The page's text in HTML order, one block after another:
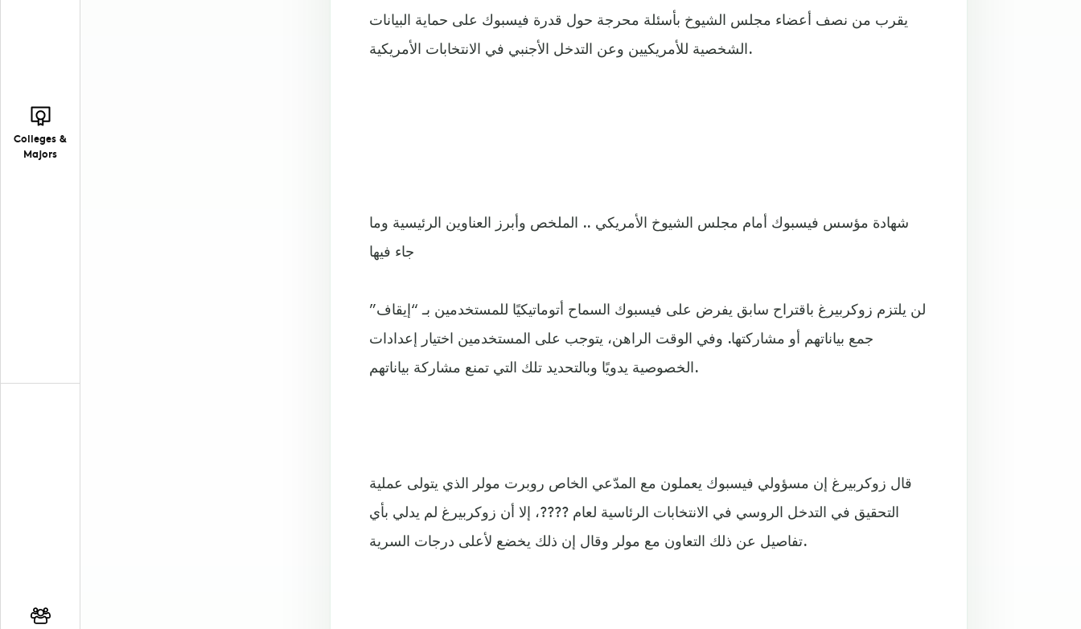
Colleges &
Majors
يقرب من نصف أعضاء مجلس الشيوخ بأسئلة محرجة حول قدرة فيسبوك على حماية البيانات
الشخصية للأمريكيين وعن التدخل الأجنبي في الانتخابات الأمريكية.
شهادة مؤسس فيسبوك أمام مجلس الشيوخ الأمريكي .. الملخص وأبرز العناوين الرئيسية وما
جاء فيها
لن يلتزم زوكربيرغ باقتراح سابق يفرض على فيسبوك السماح أتوماتيكيًا للمستخدمين بـ “إيقاف”
جمع بياناتهم أو مشاركتها. وفي الوقت الراهن، يتوجب على المستخدمين اختيار إعدادات
الخصوصية يدويًا وبالتحديد تلك التي تمنع مشاركة بياناتهم.
قال زوكربيرغ إن مسؤولي فيسبوك يعملون مع المدّعي الخاص روبرت مولر الذي يتولى عملية
التحقيق في التدخل الروسي في الانتخابات الرئاسية لعام ????، إلا أن زوكربيرغ لم يدلي بأي
تفاصيل عن ذلك التعاون مع مولر وقال إن ذلك يخضع لأعلى درجات السرية.